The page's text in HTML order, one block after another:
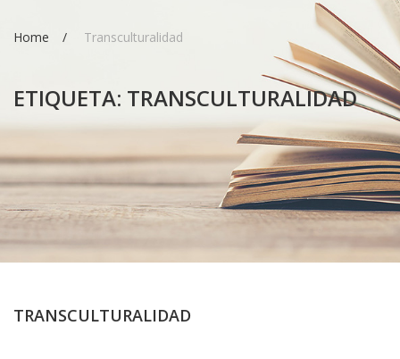
Home Transculturalidad
ETIQUETA: TRANSCULTURALIDAD
TRANSCULTURALIDAD